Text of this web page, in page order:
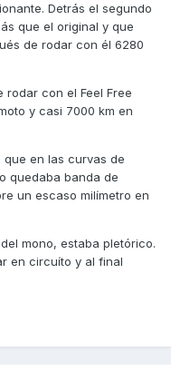
Detrás el segundo
que el original y que
de rodar con él 6280
rodar con el Feel Free
y casi 7000 km en
que en las curvas de
quedaba banda de
un escaso milímetro en
mono, estaba pletórico.
en circuíto y al final